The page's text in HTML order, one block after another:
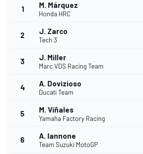
1 M. Márquez
Honda HRC
2 J. Zarco
Tech 3
3 J. Miller
Marc VDS Racing Team
4 A. Dovizioso
Ducati Team
5 M. Viñales
Yamaha Factory Racing
6 A. Iannone
Team Suzuki MotoGP